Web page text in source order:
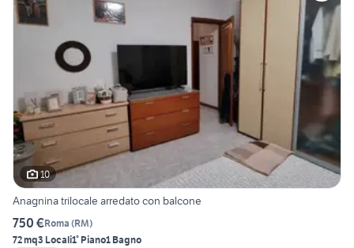
10
Anagnina trilocale arredato con balcone
750 €Roma (RM)
72 mq3 Locali1° Piano1 Bagno